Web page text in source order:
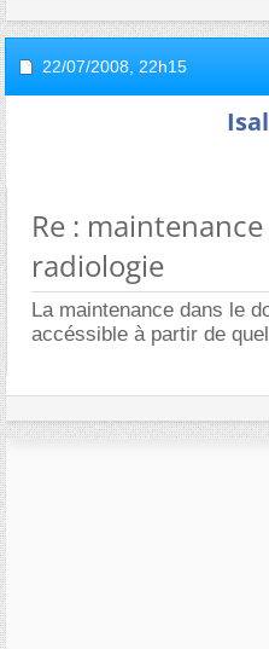
22/07/2008, 22h15
Re :
radiologie
La maintenance dans le
accéssible à partir de